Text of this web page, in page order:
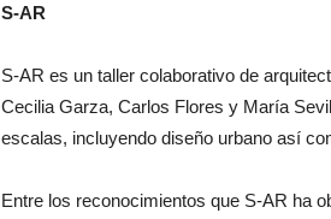
S-AR
S-AR es un taller colaborativo de
Cecilia Garza, Carlos Flores y María
escalas, incluyendo diseño urbano así
Entre los reconocimientos que S-AR ha